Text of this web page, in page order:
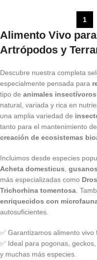
1
Alimento Vivo
Artrópodos y
Descubre nuestra completa
especialmente pensada para
tipo de animales insectívoros
natural, variada y rica en
una amplia variedad de
tanto para el mantenimiento
creación de ecosistemas
Incluimos desde especies
Acheta domesticus
más especializadas como
Trichorhina tomentosa .
enriquecidos con
autosuficientes.
✅ Garantizamos alimento vivo
✅ Ideal para pogonas,
y muchas más especies.